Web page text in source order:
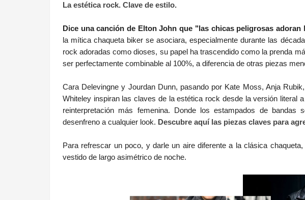
La estética rock. Clave de estilo.
Dice una canción de Elton John que "las chicas peligrosas adoran
la mítica chaqueta biker se asociara, especialmente durante las
rock adoradas como dioses, su papel ha trascendido como la prenda
ser perfectamente combinable al 100%, a diferencia de otras piezas
Cara Delevingne y Jourdan Dunn, pasando por Kate Moss, Anja
Whiteley inspiran las claves de la estética rock desde la versión literal
reinterpretación más femenina. Donde los estampados de
desenfreno a cualquier look. Descubre aquí las piezas claves para
Para refrescar un poco, y darle un aire diferente a la clásica
vestido de largo asimétrico de noche.